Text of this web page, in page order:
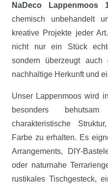
NaDeco Lappenmoos
chemisch unbehandelt
kreative Projekte jeder
nicht nur ein Stück
sondern überzeugt
nachhaltige Herkunft und
Unser Lappenmoos wird
besonders
charakteristische
Farbe zu erhalten. Es
Arrangements, DIY-
oder naturnahe
rustikales Tischgesteck,